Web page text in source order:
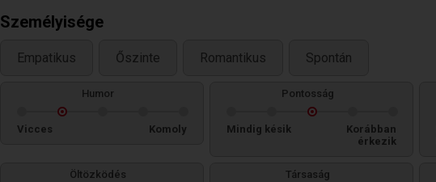
Személyisége
Empatikus Őszinte Romantikus Spontán
Humor
Vicces Komoly
Pontosság
Mindig késik
Korábban
érkezik
Öltözködés Társaság